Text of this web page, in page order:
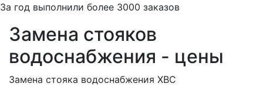
За год выполнили более 3000 заказов
Замена стояков
водоснабжения - цены
Замена стояка водоснабжения ХВС